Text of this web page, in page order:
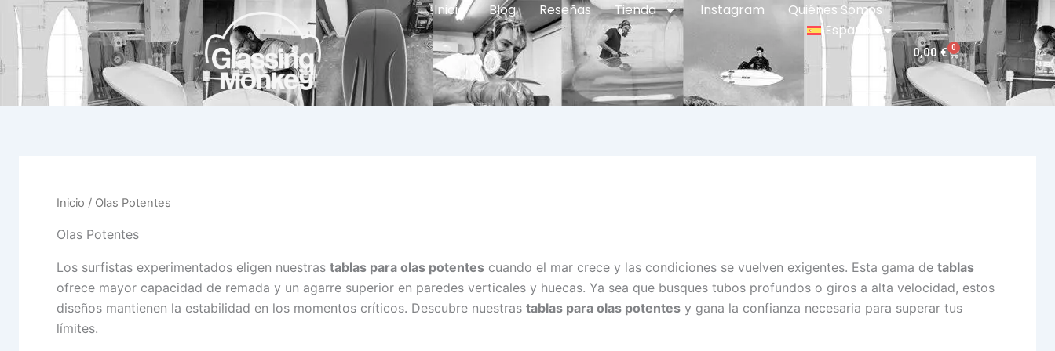
contenido
Inicio Blog Reseñas Tienda Instagram
Quiénes Somos
Español
0,00€ 0
Carrito
Inicio / Olas Potentes
Olas Potentes
Los surfistas experimentados eligen nuestras tablas para olas potentes cuando el mar crece y las condiciones se vuelven exigentes. Esta gama de tablas
ofrece mayor capacidad de remada y un agarre superior en paredes verticales y huecas. Ya sea que busques tubos profundos o giros a alta velocidad, estos
diseños mantienen la estabilidad en los momentos críticos. Descubre nuestras tablas para olas potentes y gana la confianza necesaria para superar tus
límites.